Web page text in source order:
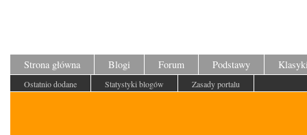
Strona główna Blogi Forum Podstawy
Ostatnio dodane Statystyki blogów Zasady portalu